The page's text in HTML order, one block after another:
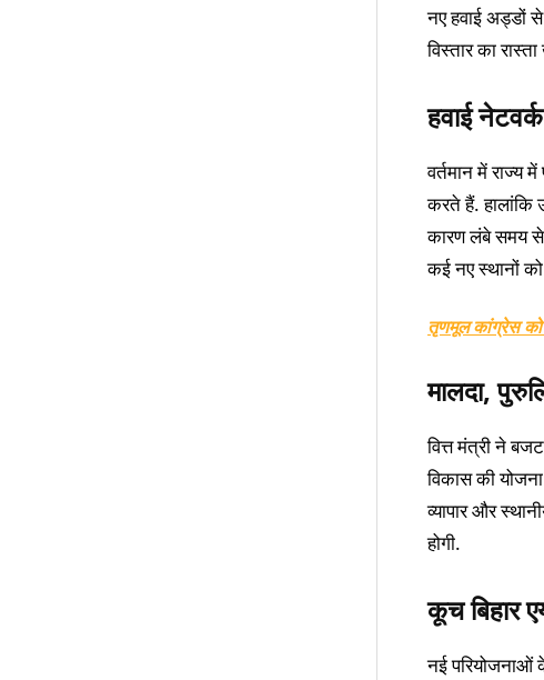
नए हवाई अड्डों
विस्तार का
हवाई
वर्तमान में राज्य
करते हैं. हालांकि
कारण लंबे समय से
कई नए स्थानों
तृणमूल कांग्रेस को
मालदा,
वित्त मंत्री ने
विकास की
व्यापार और
होगी.
कूच बिहार
नई परियोजनाओं